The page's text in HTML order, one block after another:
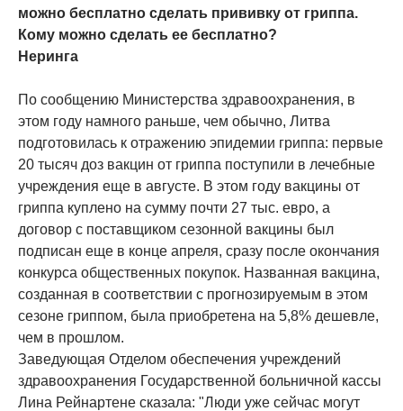
можно бесплатно сделать прививку от гриппа.
Кому можно сделать ее бесплатно?
Неринга
По сообщению Министерства здравоохранения, в
этом году намного раньше, чем обычно, Литва
подготовилась к отражению эпидемии гриппа: первые
20 тысяч доз вакцин от гриппа поступили в лечебные
учреждения еще в августе. В этом году вакцины от
гриппа куплено на сумму почти 27 тыс. евро, а
договор с поставщиком сезонной вакцины был
подписан еще в конце апреля, сразу после окончания
конкурса общественных покупок. Названная вакцина,
созданная в соответствии с прогнозируемым в этом
сезоне гриппом, была приобретена на 5,8% дешевле,
чем в прошлом.
Заведующая Отделом обеспечения учреждений
здравоохранения Государственной больничной кассы
Лина Рейнартене сказала: "Люди уже сейчас могут